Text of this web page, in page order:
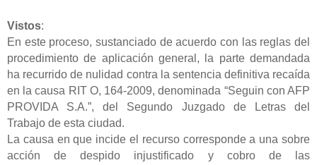
Vistos:
En este proceso, sustanciado de acuerdo con las reglas del
procedimiento de aplicación general, la parte demandada
ha recurrido de nulidad contra la sentencia definitiva recaída
en la causa RIT O, 164-2009, denominada “Seguin con AFP
PROVIDA S.A.”, del Segundo Juzgado de Letras del
Trabajo de esta ciudad.
La causa en que incide el recurso corresponde a una sobre
acción de despido injustificado y cobro de las